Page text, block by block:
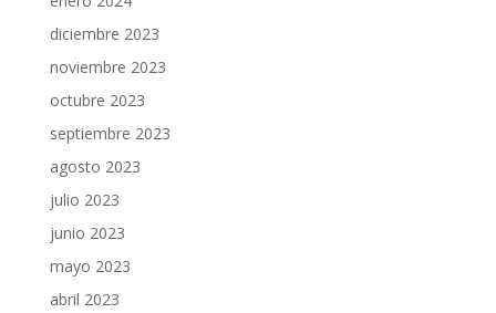
diciembre 2023
noviembre 2023
octubre 2023
septiembre 2023
agosto 2023
julio 2023
junio 2023
mayo 2023
abril 2023